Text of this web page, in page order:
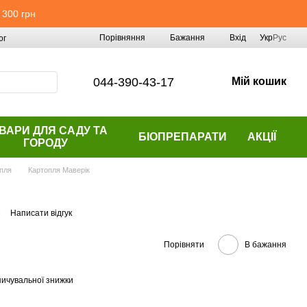
грн
Порівняння Бажання Вхід УкрРус
044-390-43-17 Мій кошик
ДЛЯ САДУ ТА
ГОРОДУ
БІОПРЕПАРАТИ АКЦІЇ
Картопля Маверік
Написати відгук
Порівняти В бажання
знижки